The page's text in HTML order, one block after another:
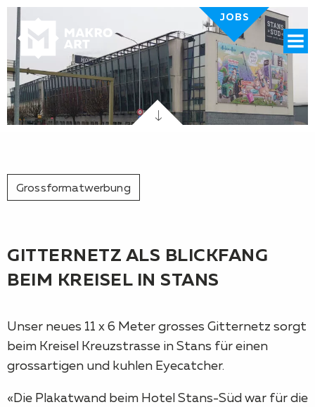
JOBS
Grossformatwerbung
GITTERNETZ ALS BLICKFANG
BEIM KREISEL IN STANS
Unser neues 11 x 6 Meter grosses Gitternetz sorgt
beim Kreisel Kreuzstrasse in Stans für einen
grossartigen und kuhlen Eyecatcher.
«Die Plakatwand beim Hotel Stans-Süd war für die